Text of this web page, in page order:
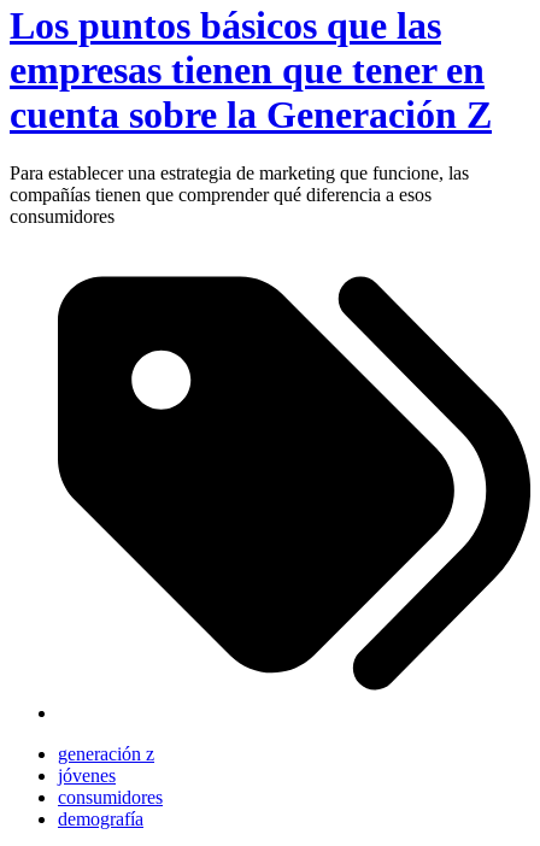
Los puntos básicos que las
empresas tienen que tener en
cuenta sobre la Generación Z
Para establecer una estrategia de marketing que funcione, las
compañías tienen que comprender qué diferencia a esos
consumidores
generación z
jóvenes
consumidores
demografía